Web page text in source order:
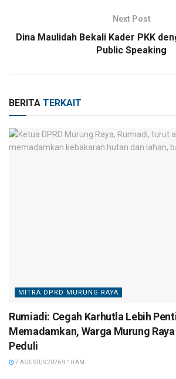
Next Post
Dina Maulidah Bekali Kader PKK
Public Speaking
BERITA TERKAIT
MITRA DPRD MURUNG RAYA
Rumiadi: Cegah Karhutla Lebih
Memadamkan, Warga Murung
Peduli
7 AGUSTUS 2026 9:10 AM